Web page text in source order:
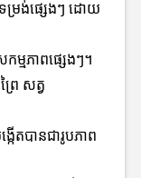
ម្រង់ផ្សេងៗ ដោយ
ម្មភាពផ្សេងៗ។
រៃ សត្វ
ើតបានជារូបភាព